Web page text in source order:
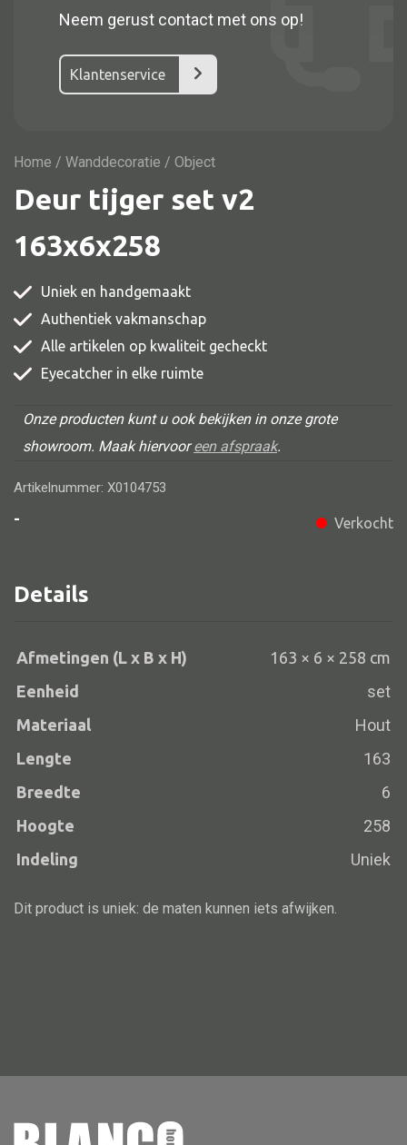
Dressoir
Nachtkast
Vitrine
TV meubel
Comode
Alle stoelen
Eetkamer stoel
Fautteuil
Barstoel
Kinderstoel
Kruk
Chaise longues
Poef
Alle lampen
Neem gerust contact met ons op!
Klantenservice
Home / Wanddecoratie / Object
Deur tijger set v2
163x6x258
Uniek en handgemaakt
Authentiek vakmanschap
Alle artikelen op kwaliteit gecheckt
Eyecatcher in elke ruimte
Onze producten kunt u ook bekijken in onze grote
showroom. Maak hiervooreen afspraak.
Artikelnummer: X0104753
-
Verkocht
Details
Afmetingen (L x B x H)
163 × 6 × 258 cm
Eenheid
set
Materiaal Hout
Lengte 163
Breedte 6
Hoogte 258
Indeling Uniek
Dit product is uniek: de maten kunnen iets afwijken.